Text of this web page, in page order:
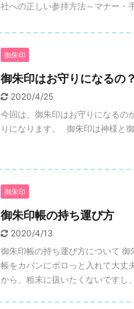
社への正しい参拝方法～マナー・
御朱印
御朱印はお守りになるの？
2020/4/25
今回は、御朱印はお守りになる
りになります。 御朱印は神様と
御朱印
御朱印帳の持ち運び方
2020/4/13
御朱印帳の持ち運び方について
帳をカバンにポロっと入れて大丈
から、粗末に扱いたくないですし